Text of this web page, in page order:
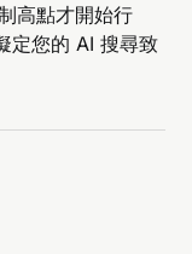
高點才開始行
定您的 AI 搜尋致